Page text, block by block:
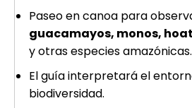
Paseo en canoa para
guacamayos, monos,
y otras especies amazónicas.
El guía interpretará el
biodiversidad.